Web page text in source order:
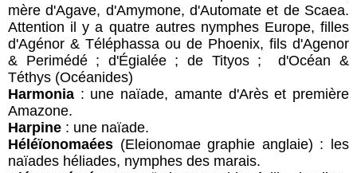
mère d'Agave, d'Amymone, d'Automate et de Scaea.
Attention il y a quatre autres nymphes Europe, filles
d'Agénor & Téléphassa ou de Phoenix, fils d'Agenor
& Perimédé ; d'Égialée ; de Tityos ; d'Océan &
Téthys (Océanides)
Harmonia : une naïade, amante d'Arès et première
Amazone.
Harpine : une naïade.
Héléïonomaées (Eleionomae graphie anglaie) : les
naïades héliades, nymphes des marais.